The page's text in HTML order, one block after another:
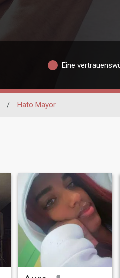
Eine
/ Hato Mayor